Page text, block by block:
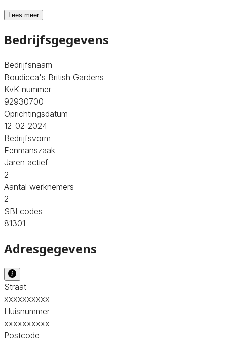
Lees meer
Bedrijfsgegevens
Bedrijfsnaam
Boudicca's British Gardens
KvK nummer
92930700
Oprichtingsdatum
12-02-2024
Bedrijfsvorm
Eenmanszaak
Jaren actief
2
Aantal werknemers
2
SBI codes
81301
Adresgegevens
Straat
xxxxxxxxxx
Huisnummer
xxxxxxxxxx
Postcode